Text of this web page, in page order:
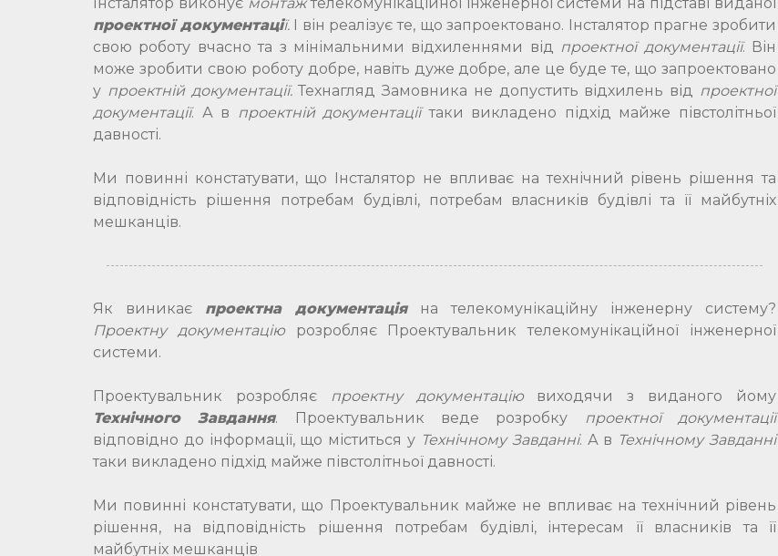
проектної документації.І він реалізує те, що запроектовано. Інсталятор прагне зробити
свою роботу вчасно та з мінімальними відхиленнями від проектної документації. Він
може зробити свою роботу добре, навіть дуже добре, але це буде те, що запроектовано
у проектній документації.Технагляд Замовника не допустить відхилень від проектної
документації. А в проектній документаціїтаки викладено підхід майже півстолітньої
давності.
Ми повинні констатувати, що Інсталятор не впливає на технічний рівень рішення та
відповідність рішення потребам будівлі, потребам власників будівлі та її майбутніх
мешканців.
Як виникає проектна документаціяна телекомунікаційну інженерну систему?
Проектну документаціюрозробляє Проектувальник телекомунікаційної інженерної
системи.
Проектувальник розробляє проектну документаціювиходячи з виданого йому
Технічного Завдання. Проектувальник веде розробку проектної документації
відповідно до інформації, що міститься у Технічному Завданні. А в Технічному Завданні
таки викладено підхід майже півстолітньої давності.
Ми повинні констатувати, що Проектувальник майже не впливає на технічний рівень
рішення, на відповідність рішення потребам будівлі, інтересам її власників та її
майбутніх мешканців